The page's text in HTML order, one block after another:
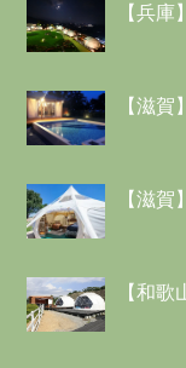
【兵
【滋
【滋
【和